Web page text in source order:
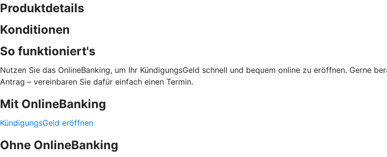
Produktdetails
Konditionen
So funktioniert's
Nutzen Sie das OnlineBanking, um Ihr KündigungsGeld schnell und bequem online zu eröffnen. Gerne
Antrag – vereinbaren Sie dafür einfach einen Termin.
Mit OnlineBanking
KündigungsGeld eröffnen
Ohne OnlineBanking